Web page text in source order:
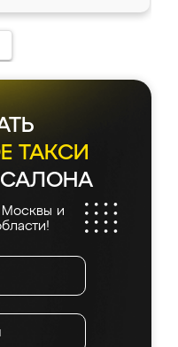
ТАКСИ
Москвы и